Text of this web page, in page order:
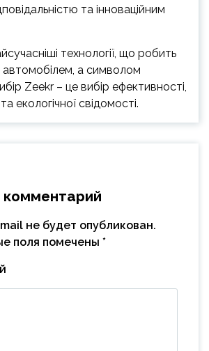
та інноваційним
технології, що робить
а символом
Zeekr – це вибір ефективності,
та екологічної свідомості.
не будет опубликован.
поля помечены *